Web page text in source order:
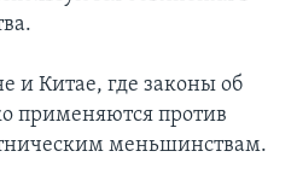
и Китае, где законы об
применяются против
меньшинствам.